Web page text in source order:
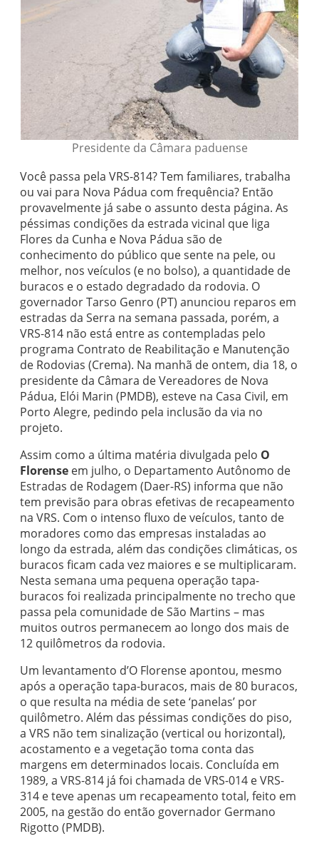
Presidente da Câmara paduense
Você passa pela VRS-814? Tem familiares, trabalha
ou vai para Nova Pádua com frequência? Então
provavelmente já sabe o assunto desta página. As
péssimas condições da estrada vicinal que liga
Flores da Cunha e Nova Pádua são de
conhecimento do público que sente na pele, ou
melhor, nos veículos (e no bolso), a quantidade de
buracos e o estado degradado da rodovia. O
governador Tarso Genro (PT) anunciou reparos em
estradas da Serra na semana passada, porém, a
VRS-814 não está entre as contempladas pelo
programa Contrato de Reabilitação e Manutenção
de Rodovias (Crema). Na manhã de ontem, dia 18, o
presidente da Câmara de Vereadores de Nova
Pádua, Elói Marin (PMDB), esteve na Casa Civil, em
Porto Alegre, pedindo pela inclusão da via no
projeto.
Assim como a última matéria divulgada pelo O
Florense em julho, o Departamento Autônomo de
Estradas de Rodagem (Daer-RS) informa que não
tem previsão para obras efetivas de recapeamento
na VRS. Com o intenso fluxo de veículos, tanto de
moradores como das empresas instaladas ao
longo da estrada, além das condições climáticas, os
buracos ficam cada vez maiores e se multiplicaram.
Nesta semana uma pequena operação tapa-
buracos foi realizada principalmente no trecho que
passa pela comunidade de São Martins – mas
muitos outros permanecem ao longo dos mais de
12 quilômetros da rodovia.
Um levantamento d’O Florense apontou, mesmo
após a operação tapa-buracos, mais de 80 buracos,
o que resulta na média de sete ‘panelas’ por
quilômetro. Além das péssimas condições do piso,
a VRS não tem sinalização (vertical ou horizontal),
acostamento e a vegetação toma conta das
margens em determinados locais. Concluída em
1989, a VRS-814 já foi chamada de VRS-014 e VRS-
314 e teve apenas um recapeamento total, feito em
2005, na gestão do então governador Germano
Rigotto (PMDB).